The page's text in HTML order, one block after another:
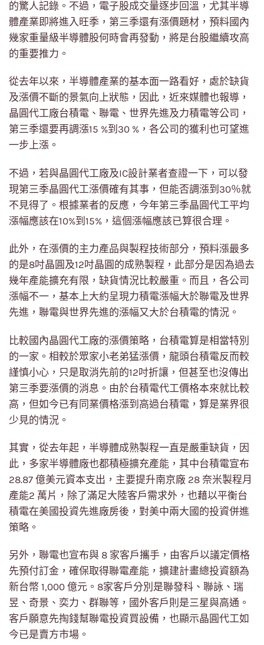
的驚人記錄。不過，電子股成交量逐步回溫，尤其半導
體產業即將進入旺季，第三季還有漲價題材，預料國內
幾家重量級半導體股何時會再發動，將是台股繼續攻高
的重要推力。
從去年以來，半導體產業的基本面一路看好，處於缺貨
及漲價不斷的景氣向上狀態，因此，近來媒體也報導，
晶圓代工廠台積電、聯電、世界先進及力積電等公司，
第三季還要再調漲15 %到30 %，各公司的獲利也可望進
一步上漲。
不過，若與晶圓代工廠及IC設計業者查證一下，可以發
現第三季晶圓代工漲價確有其事，但能否調漲到30％就
不見得了。根據業者的反應，今年第三季晶圓代工平均
漲幅應該在10%到15%，這個漲幅應該已算很合理。
此外，在漲價的主力產品與製程技術部分，預料漲最多
的是8吋晶圓及12吋晶圓的成熟製程，此部分是因為過去
幾年產能擴充有限，缺貨情況比較嚴重。而且，各公司
漲幅不一，基本上大約呈現力積電漲幅大於聯電及世界
先進，聯電與世界先進的漲幅又大於台積電的情況。
比較國內晶圓代工廠的漲價策略，台積電算是相當特別
的一家。相較於眾家小老弟猛漲價，龍頭台積電反而較
謹慎小心，只是取消先前的12吋折讓，但甚至也沒傳出
第三季要漲價的消息。由於台積電代工價格本來就比較
高，但如今已有同業價格漲到高過台積電，算是業界很
少見的情況。
其實，從去年起，半導體成熟製程一直是嚴重缺貨，因
此，多家半導體廠也都積極擴充產能，其中台積電宣布
28.87 億美元資本支出，主要提升南京廠 28 奈米製程月
產能2 萬片，除了滿足大陸客戶需求外，也藉以平衡台
積電在美國投資先進廠房後，對美中兩大國的投資併進
策略。
另外，聯電也宣布與 8 家客戶攜手，由客戶以議定價格
先預付訂金，確保取得聯電產能，擴建計畫總投資額為
新台幣 1,000 億元。8家客戶分別是聯發科、聯詠、瑞
昱、奇景、奕力、群聯等，國外客戶則是三星與高通。
客戶願意先掏錢幫聯電投資買設備，也顯示晶圓代工如
今已是賣方市場。